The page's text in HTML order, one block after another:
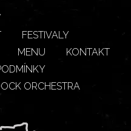
FESTIVALY
MENU
KONTAKT
ORCHESTRA